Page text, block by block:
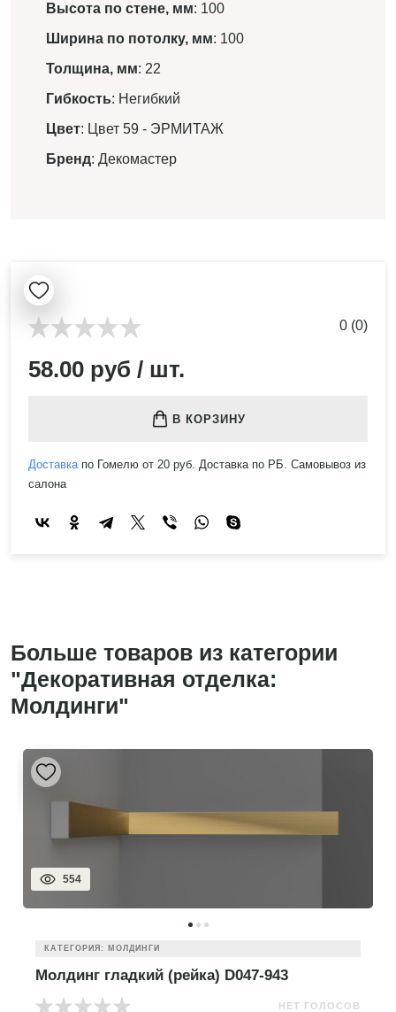
Высота по стене, мм: 100
Ширина по потолку, мм: 100
Толщина, мм: 22
Гибкость: Негибкий
Цвет: Цвет 59 - ЭРМИТАЖ
Бренд: Декомастер
0 (0)
58.00 руб / шт.
В КОРЗИНУ
Доставкапо Гомелю от 20 руб. Доставка по РБ. Самовывоз из
салона
Больше товаров из категории
"Декоративная отделка:
Молдинги"
554
КАТЕГОРИЯ: МОЛДИНГИ
Молдинг гладкий (рейка) D047-943
НЕТ ГОЛОСОВ